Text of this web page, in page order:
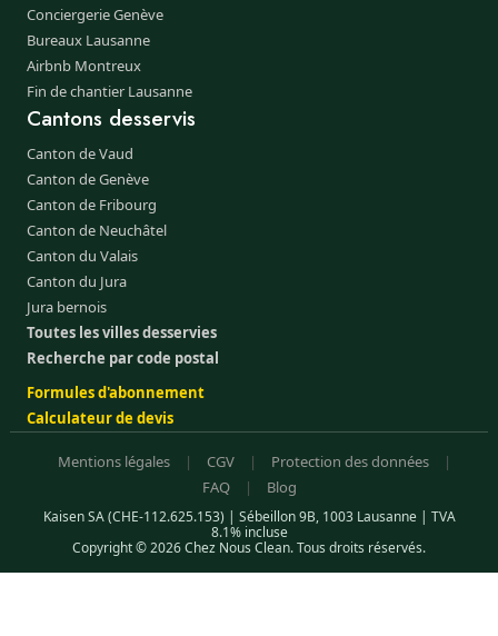
Conciergerie Genève
Bureaux Lausanne
Airbnb Montreux
Fin de chantier Lausanne
Cantons desservis
Canton de Vaud
Canton de Genève
Canton de Fribourg
Canton de Neuchâtel
Canton du Valais
Canton du Jura
Jura bernois
Toutes les villes desservies
Recherche par code postal
Formules d'abonnement
Calculateur de devis
Mentions légales | CGV | Protection des données
|
FAQ
| Blog
Kaisen SA (CHE-112.625.153) | Sébeillon 9B, 1003 Lausanne | TVA
8.1% incluse
Copyright © 2026 Chez Nous Clean. Tous droits réservés.